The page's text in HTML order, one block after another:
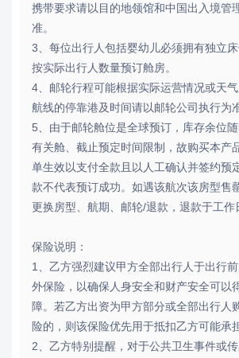
携带要求请以目的地领馆和中国出入境管
准。
3、每位出行人包括婴幼儿必须拥有独立
按实际出行人数量预订舱房。
4、邮轮行程可能根据实际运营情况或天
航线的停靠港及时间请以邮轮公司执行为准
5、由于邮轮舱位是全球预订，库存余位
有关舱、截止预定时间限制，故购买本产
单生效以支付全款且以人工确认并签约预
款不代表预订成功。如遇该航次该房型售
更换房型、航期、邮轮/退款，退款于工作
保险说明：
1、乙方强烈建议甲方全部出行人于出行
外保险，以确保人身安全和财产安全可以
障。若乙方出资为甲方部分或全部出行人
险的，则该保险优先用于抵扣乙方可能承
2、乙方特别提醒，对于公共卫生事件或